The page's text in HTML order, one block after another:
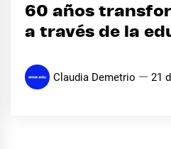
60 años
a través de la
Claudia Demetrio 21